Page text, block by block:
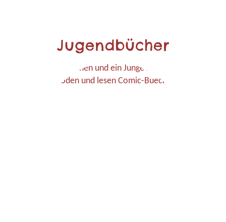
Jugendbücher